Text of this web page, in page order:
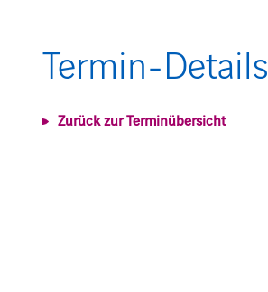
Termin-Details
Zurück zur Terminübersicht